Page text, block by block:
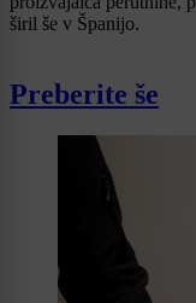
širil še v Španijo.
Preberite še